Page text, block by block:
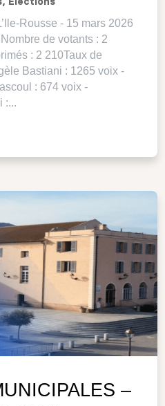
, Elections
Rousse - 15 mars 2026
de votants : 2
: 2 210Taux de
Bastiani : 1265 voix -
: 674 voix -
:...
–